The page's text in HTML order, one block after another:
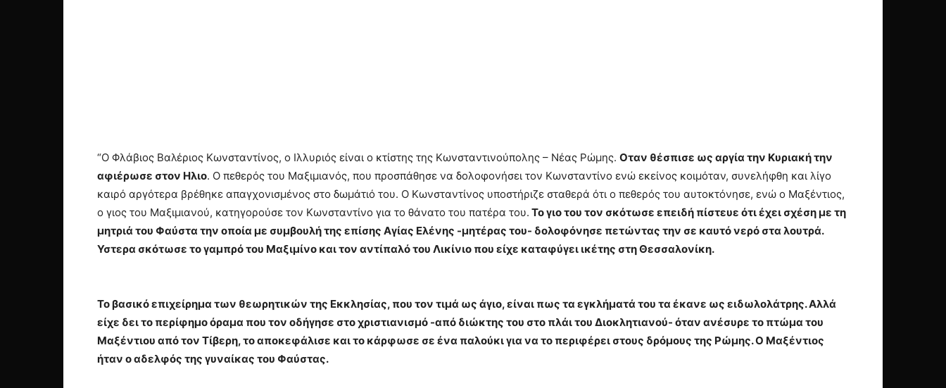
“Ο Φλάβιος Βαλέριος Κωνσταντίνος, ο Ιλλυριός είναι ο κτίστης της Κωνσταντινούπολης – Νέας Ρώμης. Οταν θέσπισε ως αργία την Κυριακή την
αφιέρωσε στον Ηλιο. Ο πεθερός του Μαξιμιανός, που προσπάθησε να δολοφονήσει τον Κωνσταντίνο ενώ εκείνος κοιμόταν, συνελήφθη και λίγο
καιρό αργότερα βρέθηκε απαγχονισμένος στο δωμάτιό του. Ο Κωνσταντίνος υποστήριζε σταθερά ότι ο πεθερός του αυτοκτόνησε, ενώ ο Μαξέντιος,
ο γιος του Μαξιμιανού, κατηγορούσε τον Κωνσταντίνο για το θάνατο του πατέρα του. Το γιο του τον σκότωσε επειδή πίστευε ότι έχει σχέση με τη
μητριά του Φαύστα την οποία με συμβουλή της επίσης Αγίας Ελένης -μητέρας του- δολοφόνησε πετώντας την σε καυτό νερό στα λουτρά.
Υστερα σκότωσε το γαμπρό του Μαξιμίνο και τον αντίπαλό του Λικίνιο που είχε καταφύγει ικέτης στη Θεσσαλονίκη.
Το βασικό επιχείρημα των θεωρητικών της Εκκλησίας, που τον τιμά ως άγιο, είναι πως τα εγκλήματά του τα έκανε ως ειδωλολάτρης. Αλλά
είχε δει το περίφημο όραμα που τον οδήγησε στο χριστιανισμό -από διώκτης του στο πλάι του Διοκλητιανού- όταν ανέσυρε το πτώμα του
Μαξέντιου από τον Τίβερη, το αποκεφάλισε και το κάρφωσε σε ένα παλούκι για να το περιφέρει στους δρόμους της Ρώμης. Ο Μαξέντιος
ήταν ο αδελφός της γυναίκας του Φαύστας.